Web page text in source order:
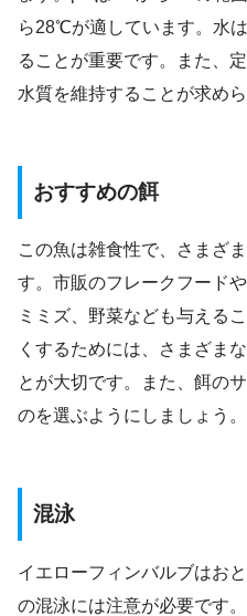
ら28℃が適しています。水
ることが重要です。また、
水質を維持することが求めら
おすすめの餌
この魚は雑食性で、さまざ
す。市販のフレークフード
ミミズ、野菜なども与える
くするためには、さまざま
とが大切です。また、餌の
のを選ぶようにしましょう。
混泳
イエローフィンバルブはお
の混泳には注意が必要です